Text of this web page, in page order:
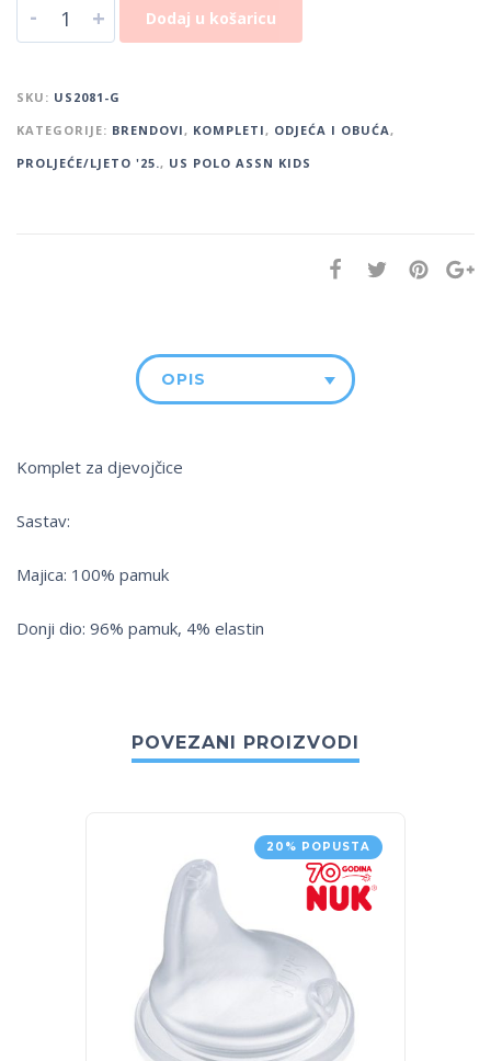
- + Dodaj u košaricu
SKU: US2081-G
KATEGORIJE: BRENDOVI, KOMPLETI, ODJEĆA I OBUĆA,
PROLJEĆE/LJETO '25., US POLO ASSN KIDS
OPIS
Komplet za djevojčice
Sastav:
Majica: 100% pamuk
Donji dio: 96% pamuk, 4% elastin
POVEZANI PROIZVODI
20% POPUSTA